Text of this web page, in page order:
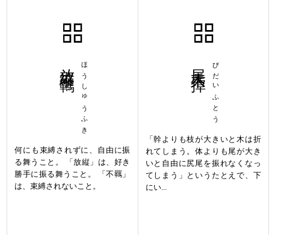
ほうしゅうふき
何にも束縛されずに、自由に振
る舞うこと。 「放縦」は、好き
勝手に振る舞うこと。 「不羈」
は、束縛されないこと。
びだいふとう
「幹よりも枝が大きいと木は折
れてしまう。体よりも尾が大き
いと自由に尻尾を振れなくなっ
てしまう」というたとえで、下
にい...